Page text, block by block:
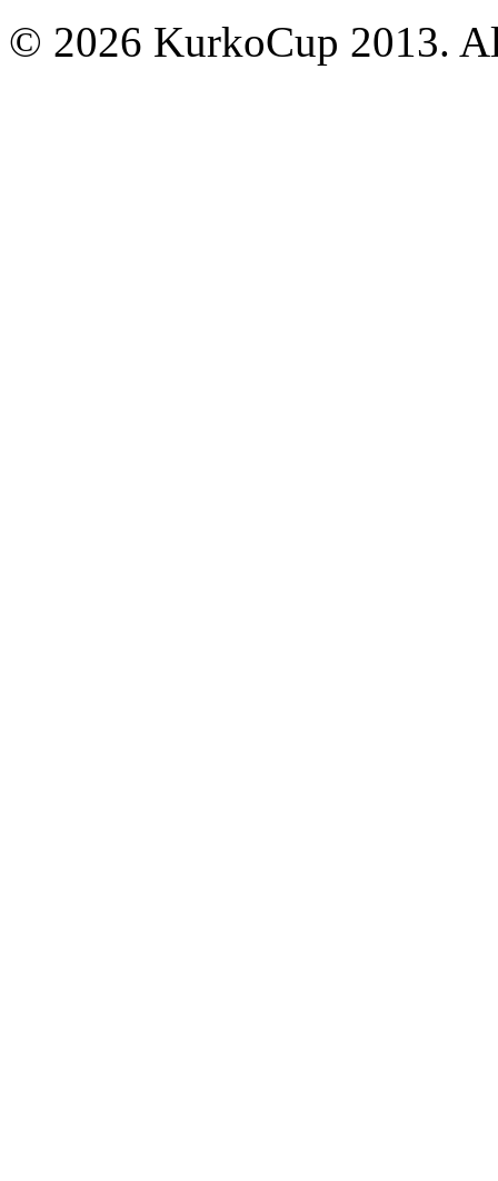
© 2026 KurkoCup 2013.